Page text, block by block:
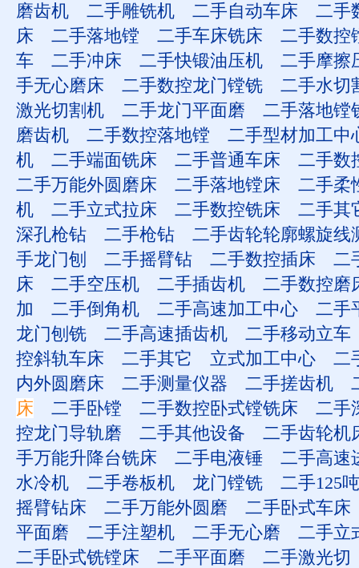
磨齿机
二手雕铣机 二手自动车床
二手
床
二手落地镗 二手车床铣床
二手数控
车
二手冲床 二手快锻油压机
二手摩擦
手无心磨床
二手数控龙门镗铣
二手水切
激光切割机
二手龙门平面磨
二手落地镗
磨齿机
二手数控落地镗
二手型材加工中
机
二手端面铣床 二手普通车床
二手数
二手万能外圆磨床
二手落地镗床
二手柔
机
二手立式拉床 二手数控铣床
二手其
深孔枪钻
二手枪钻
二手齿轮轮廓螺旋线
手龙门刨
二手摇臂钻 二手数控插床
二
床
二手空压机 二手插齿机
二手数控磨
加
二手倒角机 二手高速加工中心
二手
龙门刨铣
二手高速插齿机
二手移动立车
控斜轨车床
二手其它 立式加工中心
二
内外圆磨床
二手测量仪器 二手搓齿机
床
二手卧镗 二手数控卧式镗铣床
二手
控龙门导轨磨
二手其他设备
二手齿轮机
手万能升降台铣床
二手电液锤
二手高速
水冷机
二手卷板机 龙门镗铣
二手125
摇臂钻床
二手万能外圆磨
二手卧式车床
平面磨
二手注塑机 二手无心磨
二手立
二手卧式铣镗床
二手平面磨
二手激光切